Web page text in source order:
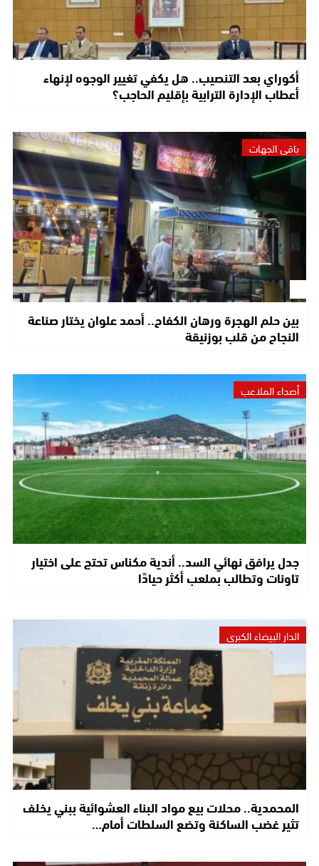
أكوراي بعد التنصيب.. هل يكفي تغيير الوجوه لإنهاء
أعطاب الإدارة الترابية بإقليم الحاجب؟
باقي الجهات
بين حلم الهجرة ورهان الكفاح.. أحمد علوان يختار صناعة
النجاح من قلب بوزنيقة
أصداء الملاعب
جدل يرافق نهائي السد.. أندية مكناس تحتج على اختيار
تاونات وتطالب بملعب أكثر حيادًا
الدار البيضاء الكبرى
المحمدية.. محلات بيع مواد البناء العشوائية ببني يخلف
تثير غضب الساكنة وتضع السلطات أمام…